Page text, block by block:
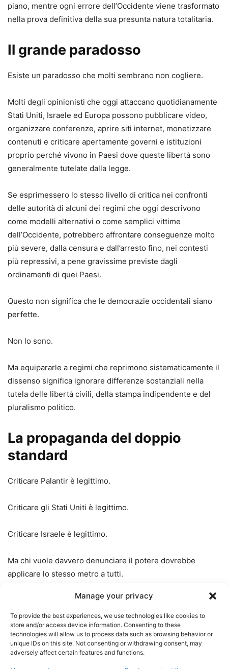
Manage your privacy
To provide the best experiences, we use technologies like cookies to
store and/or access device information. Consenting to these
technologies will allow us to process data such as browsing behavior or
unique IDs on this site. Not consenting or withdrawing consent, may
adversely affect certain features and functions.
piano, mentre ogni errore dell’Occidente viene trasformato
nella prova definitiva della sua presunta natura totalitaria.
Il grande paradosso
Esiste un paradosso che molti sembrano non cogliere.
Molti degli opinionisti che oggi attaccano quotidianamente
Stati Uniti, Israele ed Europa possono pubblicare video,
organizzare conferenze, aprire siti internet, monetizzare
contenuti e criticare apertamente governi e istituzioni
proprio perché vivono in Paesi dove queste libertà sono
generalmente tutelate dalla legge.
Se esprimessero lo stesso livello di critica nei confronti
delle autorità di alcuni dei regimi che oggi descrivono
come modelli alternativi o come semplici vittime
dell’Occidente, potrebbero affrontare conseguenze molto
più severe, dalla censura e dall’arresto fino, nei contesti
più repressivi, a pene gravissime previste dagli
ordinamenti di quei Paesi.
Questo non significa che le democrazie occidentali siano
perfette.
Non lo sono.
Ma equipararle a regimi che reprimono sistematicamente il
dissenso significa ignorare differenze sostanziali nella
tutela delle libertà civili, della stampa indipendente e del
pluralismo politico.
La propaganda del doppio
standard
Criticare Palantir è legittimo.
Criticare gli Stati Uniti è legittimo.
Criticare Israele è legittimo.
Ma chi vuole davvero denunciare il potere dovrebbe
applicare lo stesso metro a tutti.
Se si denuncia la sorveglianza digitale, bisogna denunciare
anche quella cinese.
Se si denuncia l’intelligenza artificiale militare, bisogna
parlare anche dei programmi sviluppati da Cina, Russia e
Iran.